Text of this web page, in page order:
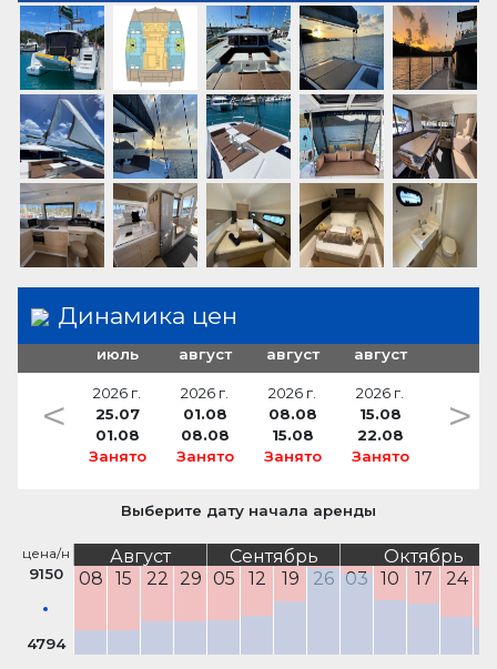
столик кокпита (2)
+ 2 fwd cockpit tables
подвесной мотор
печь
Gaz
саморегулирующийся браншпиль
+ sunbed cushions
фены в каютах (5)
Динамика цен
июль
2026 г.
25.07
01.08
Занято
август
2026 г.
01.08
08.08
Занято
август
2026 г.
08.08
15.08
Занято
август
2026 г.
15.08
22.08
Занято
< >
Выберите дату начала аренды
цена/н
9150
4794
Август Сентябрь
Октябрь
08
15 22 29 05 12 19 26 03 10 17 24